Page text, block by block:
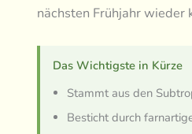
nächsten Frühjahr wieder
Das Wichtigste in Kürze
Stammt aus den
Besticht durch